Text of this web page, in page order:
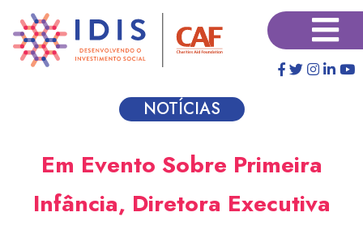
para
conteúdo
×
NOTÍCIAS
Em Evento Sobre Primeira
Infância, Diretora Executiva